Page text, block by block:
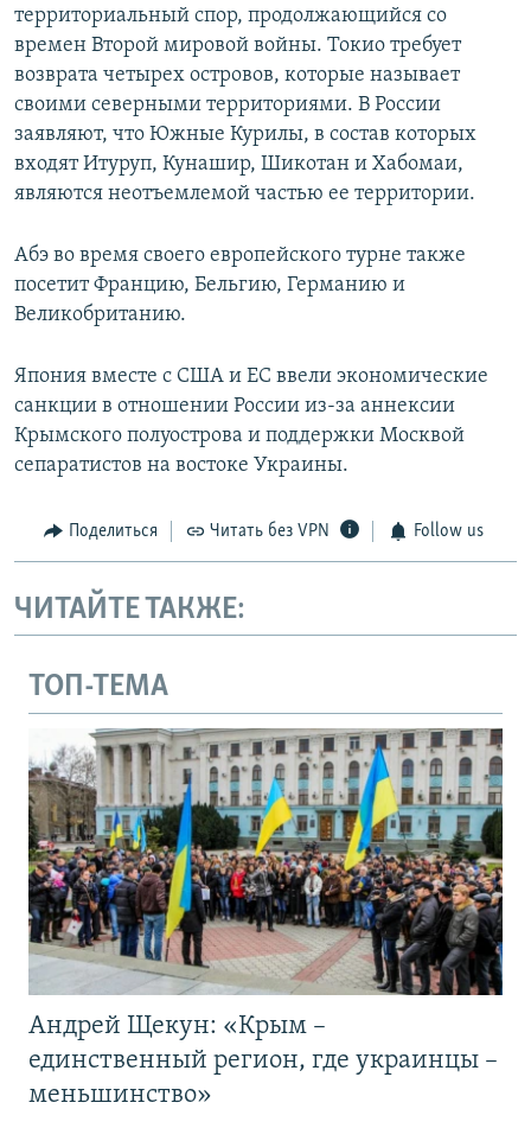
территориальный спор, продолжающийся со
времен Второй мировой войны. Токио требует
возврата четырех островов, которые называет
своими северными территориями. В России
заявляют, что Южные Курилы, в состав которых
входят Итуруп, Кунашир, Шикотан и Хабомаи,
являются неотъемлемой частью ее территории.
Абэ во время своего европейского турне также
посетит Францию, Бельгию, Германию и
Великобританию.
Япония вместе с США и ЕС ввели экономические
санкции в отношении России из-за аннексии
Крымского полуострова и поддержки Москвой
сепаратистов на востоке Украины.
Поделиться Читать без VPN Follow us
ЧИТАЙТЕ ТАКЖЕ:
ТОП-ТЕМА
Андрей Щекун: «Крым –
единственный регион, где украинцы –
меньшинство»